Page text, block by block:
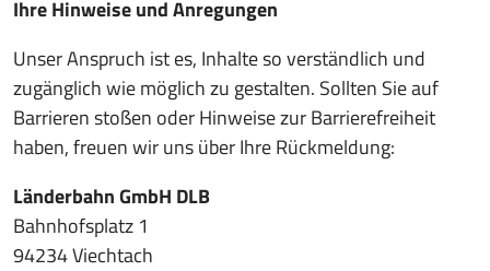
Ihre Hinweise und Anregungen
Unser Anspruch ist es, Inhalte so verständlich und
zugänglich wie möglich zu gestalten. Sollten Sie auf
Barrieren stoßen oder Hinweise zur Barrierefreiheit
haben, freuen wir uns über Ihre Rückmeldung:
Länderbahn GmbH DLB
Bahnhofsplatz 1
94234 Viechtach